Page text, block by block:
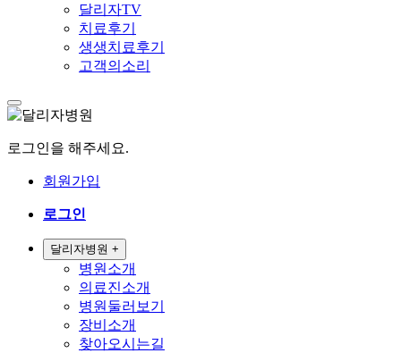
달리자TV
치료후기
생생치료후기
고객의소리
로그인을 해주세요.
회원가입
로그인
달리자병원 +
병원소개
의료진소개
병원둘러보기
장비소개
찾아오시는길